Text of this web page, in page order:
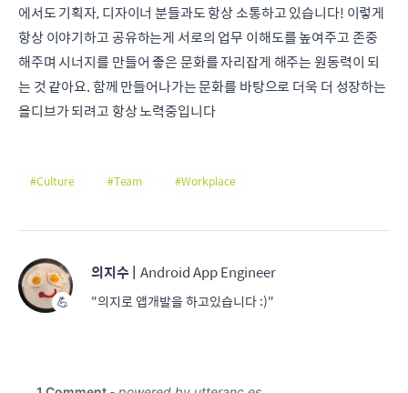
에서도 기획자, 디자이너 분들과도 항상 소통하고 있습니다! 이렇게
항상 이야기하고 공유하는게 서로의 업무 이해도를 높여주고 존중
해주며 시너지를 만들어 좋은 문화를 자리잡게 해주는 원동력이 되
는 것 같아요. 함께 만들어나가는 문화를 바탕으로 더욱 더 성장하는
올디브가 되려고 항상 노력중입니다
Culture Team Workplace
💪
의지수| Android App Engineer
"의지로 앱개발을 하고있습니다 :)"